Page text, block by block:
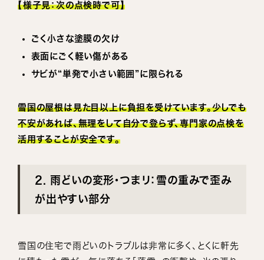
【様子見：次の点検時で可】
ごく小さな塗膜の欠け
表面にごく軽い傷がある
サビが“単発で小さい範囲”に限られる
雪国の屋根は見た目以上に負担を受けています。少しでも
不安があれば、無理をして自分で登らず、専門家の点検を
活用することが安全です。
2. 雨どいの変形・つまリ：雪の重みで歪み
が出やすい部分
雪国の住宅で雨どいのトラブルは非常に多く、とくに軒先